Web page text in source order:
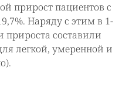
прирост пациентов с
Наряду с этим в 1-
прироста составили
легкой, умеренной и